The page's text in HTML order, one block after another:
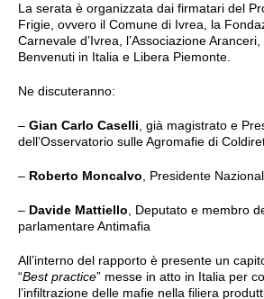
La serata è organizzata dai firmatari del
Frigie, ovvero il Comune di Ivrea, la
Carnevale d’Ivrea, l’Associazione
Benvenuti in Italia e Libera Piemonte.
Ne discuteranno:
– Gian Carlo Caselli, già magistrato e
dell’Osservatorio sulle Agromafie di
– Roberto Moncalvo, Presidente
– Davide Mattiello, Deputato e membro
parlamentare Antimafia
All’interno del rapporto è presente un
“Best practice” messe in atto in Italia per
l’infiltrazione delle mafie nella filiera